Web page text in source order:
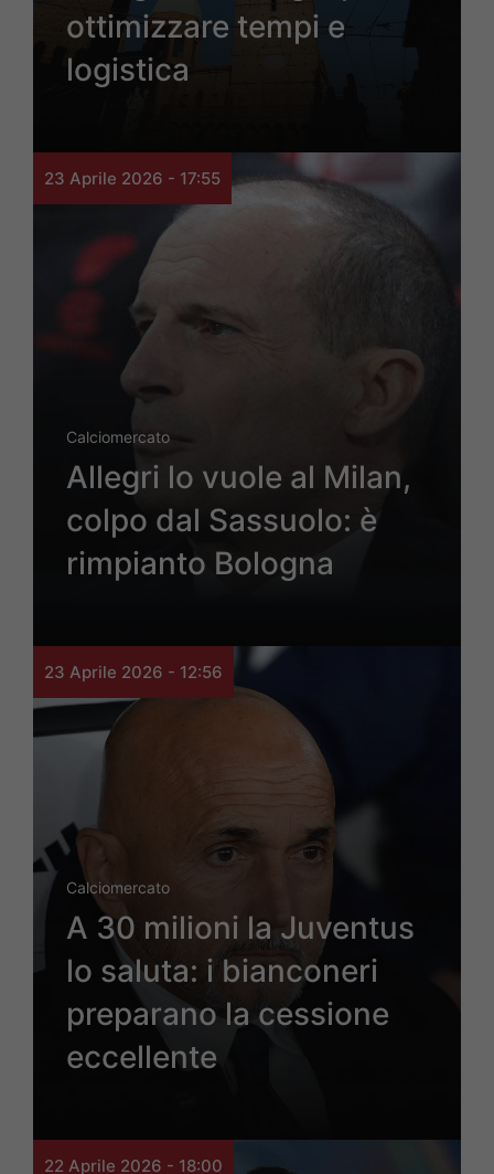
ottimizzare tempi e
logistica
23 Aprile 2026 - 17:55
Calciomercato
Allegri lo vuole al Milan,
colpo dal Sassuolo: è
rimpianto Bologna
23 Aprile 2026 - 12:56
Calciomercato
A 30 milioni la Juventus
lo saluta: i bianconeri
preparano la cessione
eccellente
22 Aprile 2026 - 18:00